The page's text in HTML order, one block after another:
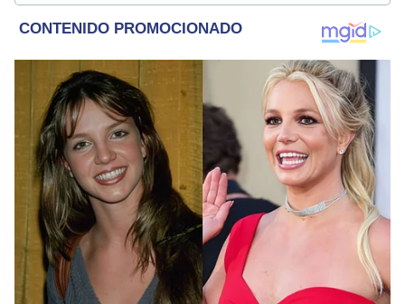
sociales, nuevas tecnologías, así como la defensa de los
derechos humanos y animales.